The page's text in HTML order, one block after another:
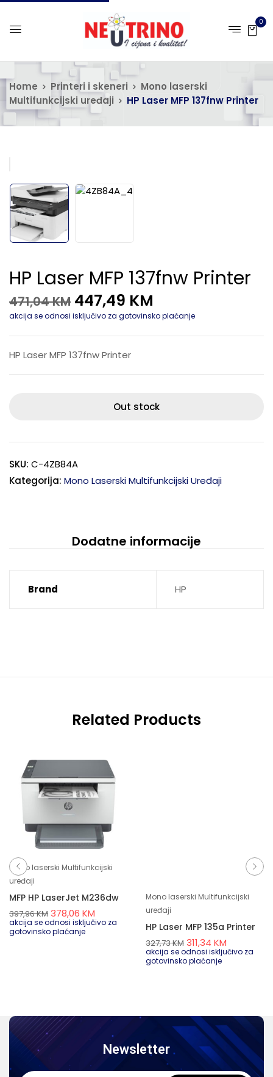
0
Home Printeri i skeneri
Mono laserski
Multifunkcijski uređaji
HP Laser MFP 137fnw Printer
HP Laser MFP 137fnw Printer
471,04KM 447,49 KM
akcija se odnosi isključivo za gotovinsko plaćanje
HP Laser MFP 137fnw Printer
Out stock
SKU: C-4ZB84A
Kategorija: Mono Laserski Multifunkcijski Uređaji
Dodatne informacije
Brand HP
Related Products
Mono laserski Multifunkcijski
uređaji
MFP HP LaserJet M236dw
397,96KM 378,06 KM
akcija se odnosi isključivo za
gotovinsko plaćanje
Mono laserski Multifunkcijski
uređaji
HP Laser MFP 135a Printer
327,73KM 311,34 KM
akcija se odnosi isključivo za
gotovinsko plaćanje
Newsletter